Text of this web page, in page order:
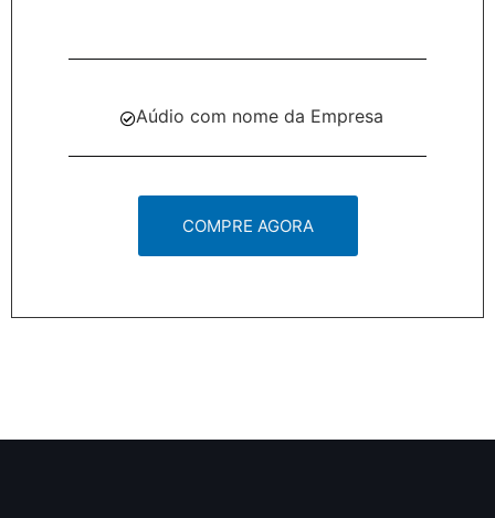
Aúdio com nome da Empresa
COMPRE AGORA